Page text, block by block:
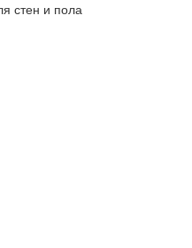
стен и пола